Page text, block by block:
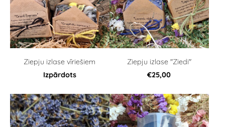
Ziepju izlase vīriešiem
Izpārdots
Ziepju izlase "Ziedi"
€25,00